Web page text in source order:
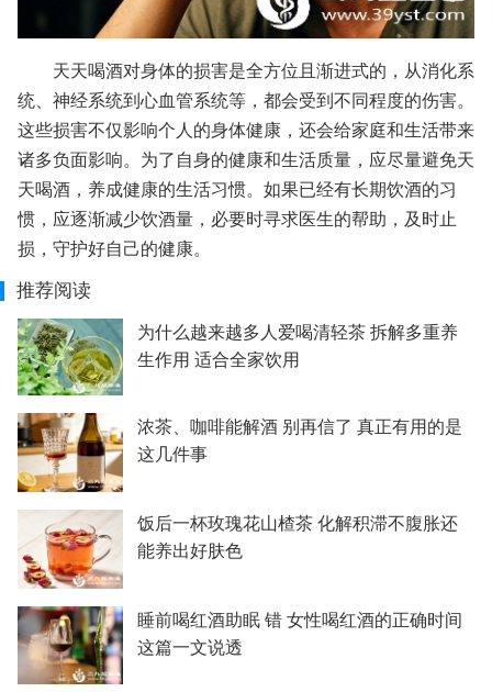
天天喝酒对身体的损害是全方位且渐进式的，从消化系
统、神经系统到心血管系统等，都会受到不同程度的伤害。
这些损害不仅影响个人的身体健康，还会给家庭和生活带来
诸多负面影响。为了自身的健康和生活质量，应尽量避免天
天喝酒，养成健康的生活习惯。如果已经有长期饮酒的习
惯，应逐渐减少饮酒量，必要时寻求医生的帮助，及时止
损，守护好自己的健康。
推荐阅读
为什么越来越多人爱喝清轻茶 拆解多重养
生作用 适合全家饮用
浓茶、咖啡能解酒 别再信了 真正有用的是
这几件事
饭后一杯玫瑰花山楂茶 化解积滞不腹胀还
能养出好肤色
睡前喝红酒助眠 错 女性喝红酒的正确时间
这篇一文说透